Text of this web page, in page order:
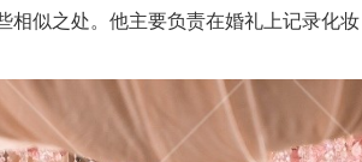
之处。他主要负责在婚礼上记录化